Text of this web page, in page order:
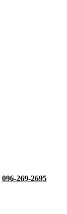
096-269-2695